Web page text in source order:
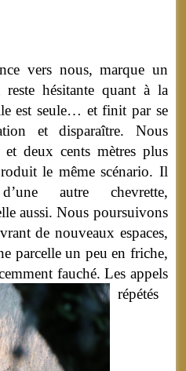
vers nous, marque un
reste hésitante quant à la
est seule… et finit par se
et disparaître. Nous
et deux cents mètres plus
le même scénario. Il
autre chevrette,
aussi. Nous poursuivons
de nouveaux espaces,
parcelle un peu en friche,
fauché.Les appels
répétés